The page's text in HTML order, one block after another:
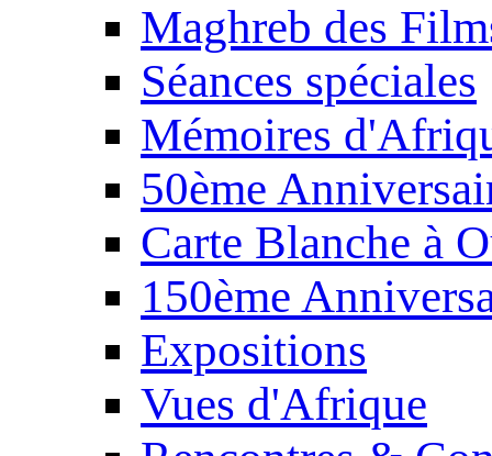
Maghreb des
Séances spéciales
Mémoires
50ème
Carte Blanche à
150ème
Expositions
Vues d'Afrique